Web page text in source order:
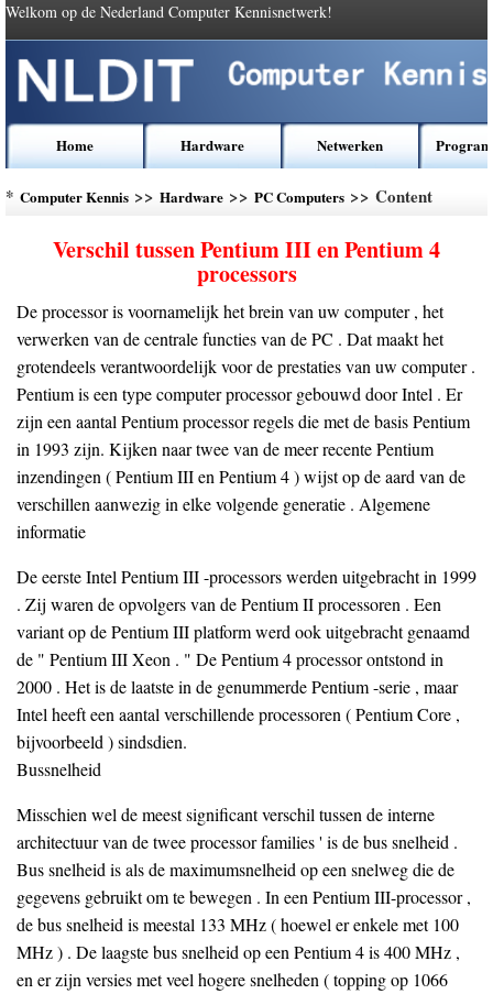
Welkom op de Nederland Computer Kennisnetwerk!
Home Hardware Netwerken
* Computer Kennis >> Hardware >> PC Computers >> Content
Verschil tussen Pentium III en Pentium 4
processors
De processor is voornamelijk het brein van uw computer , het
verwerken van de centrale functies van de PC . Dat maakt het
grotendeels verantwoordelijk voor de prestaties van uw computer .
Pentium is een type computer processor gebouwd door Intel . Er
zijn een aantal Pentium processor regels die met de basis Pentium
in 1993 zijn. Kijken naar twee van de meer recente Pentium
inzendingen ( Pentium III en Pentium 4 ) wijst op de aard van de
verschillen aanwezig in elke volgende generatie . Algemene
informatie
De eerste Intel Pentium III -processors werden uitgebracht in 1999
. Zij waren de opvolgers van de Pentium II processoren . Een
variant op de Pentium III platform werd ook uitgebracht genaamd
de " Pentium III Xeon . " De Pentium 4 processor ontstond in
2000 . Het is de laatste in de genummerde Pentium -serie , maar
Intel heeft een aantal verschillende processoren ( Pentium Core ,
bijvoorbeeld ) sindsdien.
Bussnelheid
Misschien wel de meest significant verschil tussen de interne
architectuur van de twee processor families ' is de bus snelheid .
Bus snelheid is als de maximumsnelheid op een snelweg die de
gegevens gebruikt om te bewegen . In een Pentium III-processor ,
de bus snelheid is meestal 133 MHz ( hoewel er enkele met 100
MHz ) . De laagste bus snelheid op een Pentium 4 is 400 MHz ,
en er zijn versies met veel hogere snelheden ( topping op 1066